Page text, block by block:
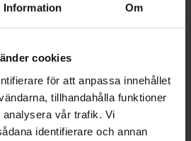
Information Om
cookies
för att anpassa innehållet
tillhandahålla funktioner
vår trafik. Vi
identifierare och annan